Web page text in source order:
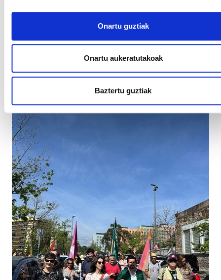
Onartu guztiak
Onartu aukeratutakoak
Baztertu guztiak
BIZKAIKO ARTE GRAFIKOAK
Grebak geldiarazi ditu sektorean erreferente diren
enpresa asko